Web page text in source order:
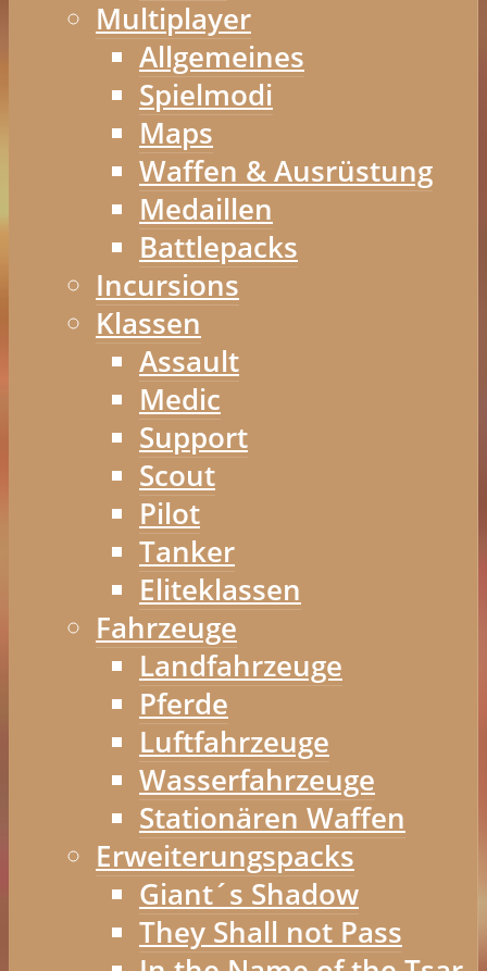
Multiplayer
Allgemeines
Spielmodi
Maps
Waffen & Ausrüstung
Medaillen
Battlepacks
Incursions
Klassen
Assault
Medic
Support
Scout
Pilot
Tanker
Eliteklassen
Fahrzeuge
Landfahrzeuge
Pferde
Luftfahrzeuge
Wasserfahrzeuge
Stationären Waffen
Erweiterungspacks
Giant´s Shadow
They Shall not Pass